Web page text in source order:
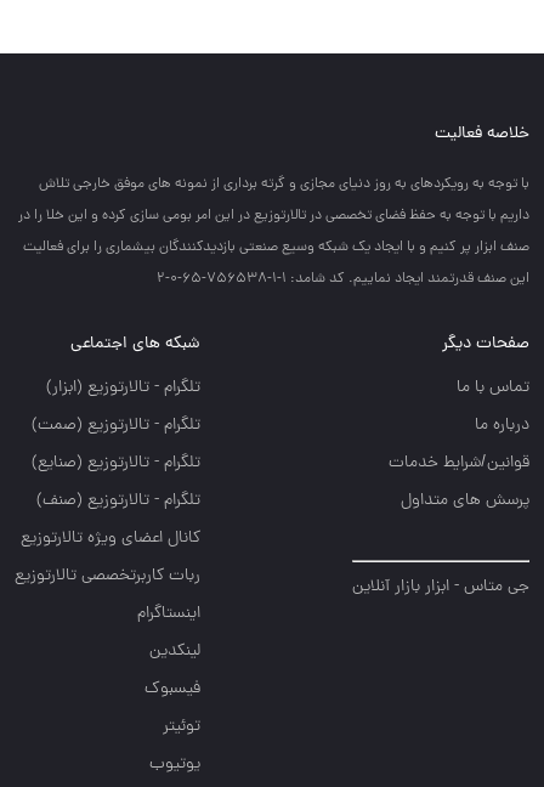
خلاصه فعالیت
با توجه به رويكردهاي به روز دنياي مجازي و گرته برداري از نمونه هاي موفق خارجي تلاش
داريم با توجه به حفظ فضاي تخصصي در تالارتوزيع در اين امر بومي سازي كرده و اين خلا را در
صنف ابزار پر كنيم و با ايجاد يك شبكه وسيع صنعتي بازديدكنندگان بيشماري را براي فعاليت
اين صنف قدرتمند ايجاد نماييم. کد شامد: 1-1-756538-65-0-2
صفحات دیگر
تماس با ما
درباره ما
قوانین/شرایط خدمات
پرسش های متداول
جی متاس - ابزار بازار آنلاین
شبکه های اجتماعی
تلگرام - تالارتوزيع (ابزار)
تلگرام - تالارتوزيع (صمت)
تلگرام - تالارتوزيع (صنايع)
تلگرام - تالارتوزیع (صنف)
کانال اعضای ویژه تالارتوزیع
ربات کاربرتخصصی تالارتوزیع
اینستاگرام
لینکدین
فیسبوک
توئیتر
یوتیوب